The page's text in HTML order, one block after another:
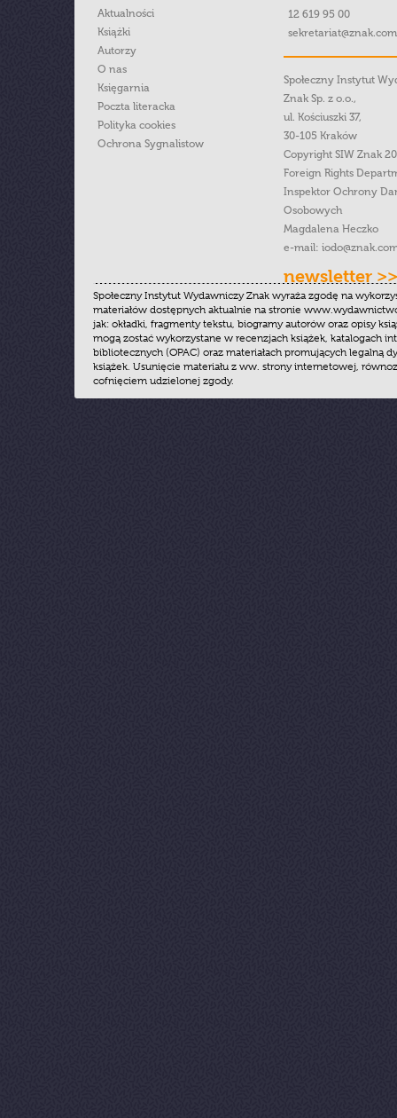
Aktualności
Książki
Autorzy
O nas
Księgarnia
Poczta literacka
Polityka cookies
Ochrona Sygnalistow
12 619 95 00
Społeczny Instytut
Znak Sp. z o.o.,
ul. Kościuszki 37,
30-105 Kraków
Copyright SIW Znak
Foreign Rights
Inspektor Ochrony
Osobowych
Magdalena Heczko
e-mail:
newsletter >>
Społeczny Instytut Wydawniczy Znak wyraża zgodę na
materiałów dostępnych aktualnie na stronie
jak: okładki, fragmenty tekstu, biogramy autorów oraz opisy
mogą zostać wykorzystane w recenzjach książek, katalogach
bibliotecznych (OPAC) oraz materiałach promujących legalną
książek. Usunięcie materiału z ww. strony internetowej,
cofnięciem udzielonej zgody.